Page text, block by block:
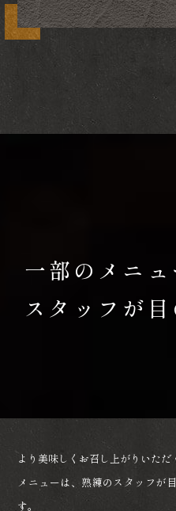
一部のメニュ
スタッフが
より美味しくお召し上がりいた
メニューは、熟練のスタッフが
す。